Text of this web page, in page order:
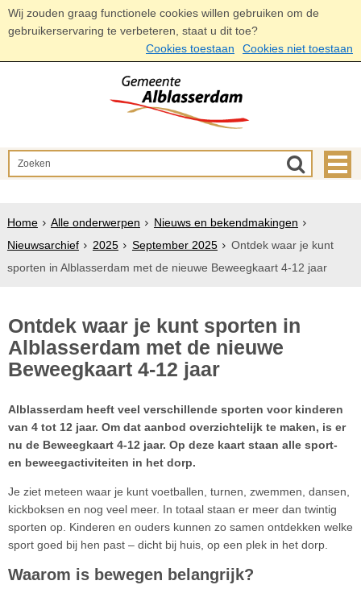
Wij zouden graag functionele cookies willen gebruiken om de
gebruikerservaring te verbeteren, staat u dit toe?
Cookies toestaan
Cookies niet toestaan
Home Alle onderwerpen
Nieuws en bekendmakingen
Nieuwsarchief
2025 September 2025
Ontdek waar je kunt
sporten in Alblasserdam met de nieuwe Beweegkaart 4-12 jaar
Ontdek waar je kunt sporten in
Alblasserdam met de nieuwe
Beweegkaart 4-12 jaar
Alblasserdam heeft veel verschillende sporten voor kinderen
van 4 tot 12 jaar. Om dat aanbod overzichtelijk te maken, is er
nu de Beweegkaart 4-12 jaar. Op deze kaart staan alle sport-
en beweegactiviteiten in het dorp.
Je ziet meteen waar je kunt voetballen, turnen, zwemmen, dansen,
kickboksen en nog veel meer. In totaal staan er meer dan twintig
sporten op. Kinderen en ouders kunnen zo samen ontdekken welke
sport goed bij hen past – dicht bij huis, op een plek in het dorp.
Waarom is bewegen belangrijk?